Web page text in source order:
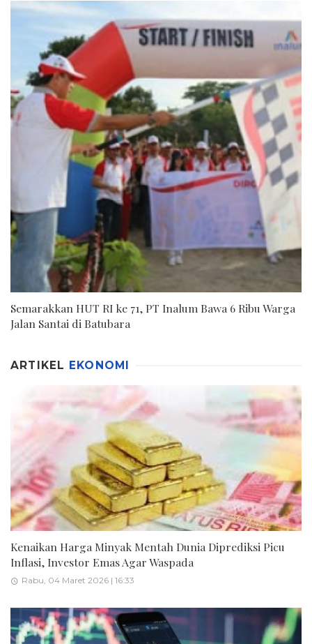
Semarakkan HUT RI ke 71, PT Inalum Bawa 6 Ribu Warga
Jalan Santai di Batubara
ARTIKEL EKONOMI
Kenaikan Harga Minyak Mentah Dunia Diprediksi Picu
Inflasi, Investor Emas Agar Waspada
Rabu, 04 Maret 2026 | 16:33